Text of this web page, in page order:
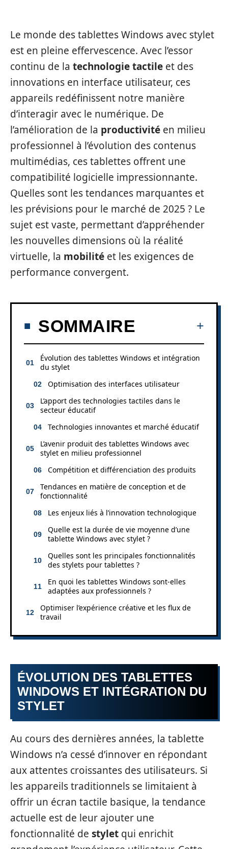
Le monde des tablettes Windows avec stylet
est en pleine effervescence. Avec l’essor
continu de la technologie tactile et des
innovations en interface utilisateur, ces
appareils redéfinissent notre manière
d’interagir avec le numérique. De
l’amélioration de la productivité en milieu
professionnel à l’évolution des contenus
multimédias, ces tablettes offrent une
compatibilité logicielle impressionnante.
Quelles sont les tendances marquantes et
les prévisions pour le marché de 2025 ? Le
sujet est vaste, permettant d’appréhender
les nouvelles dimensions où la réalité
virtuelle, la mobilité et les exigences de
performance convergent.
SOMMAIRE
Évolution des tablettes Windows et intégration
du stylet
Optimisation des interfaces utilisateur
L’apport des technologies tactiles dans le
secteur éducatif
Technologies innovantes et marché éducatif
L’avenir produit des tablettes Windows avec
stylet en milieu professionnel
Compétition et différenciation des produits
Tendances en matière de conception et de
fonctionnalité
Les enjeux liés à l’innovation technologique
Quelle est la durée de vie moyenne d’une
tablette Windows avec stylet ?
Quelles sont les principales fonctionnalités
des stylets pour tablettes ?
En quoi les tablettes Windows sont-elles
adaptées aux professionnels ?
Optimiser l’expérience créative et les flux de
travail
ÉVOLUTION DES TABLETTES
WINDOWS ET INTÉGRATION DU
STYLET
Au cours des dernières années, la tablette
Windows n’a cessé d’innover en répondant
aux attentes croissantes des utilisateurs. Si
les appareils traditionnels se limitaient à
offrir un écran tactile basique, la tendance
actuelle est de leur ajouter une
fonctionnalité de stylet qui enrichit